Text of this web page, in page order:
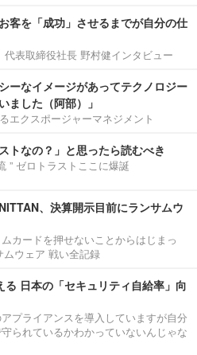
客を「成功」させるまでが自分の仕
代表取締役社長 野村健インタビュー
ーなイメージがあってテクノロジー
ました（阿部）」
エクスポージャーマネジメント
トなの？」と思ったら読むべき
” ゼロトラストここに爆誕
、決算開示目前にランサムウ
カードを押せないことからはじまっ
ウェア 戦い全記録
る 日本の「セキュリティ自給率」向
プライアンスを導入していますが自分
られているかわかっていないんじゃな